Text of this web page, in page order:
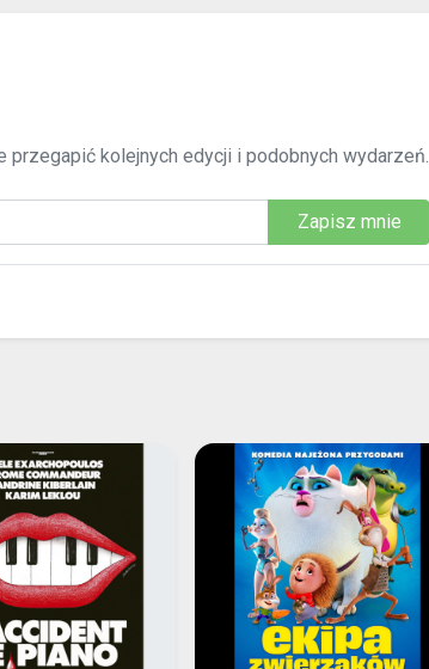
kolejnych edycji i podobnych wydarzeń.
Zapisz mnie